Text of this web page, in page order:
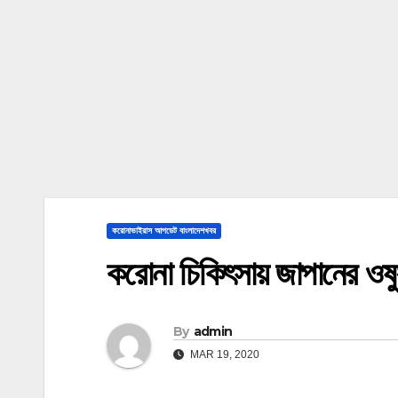
করোনাভাইরাস আপডেট বাংলাদেশখবর
করোনা চিকিৎসায় জাপানের
By admin
MAR 19, 2020